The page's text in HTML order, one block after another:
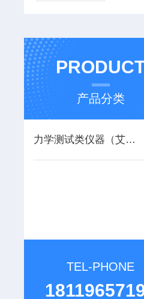
产品分类
力学测试类仪器（艾力）
TEL-PHONE